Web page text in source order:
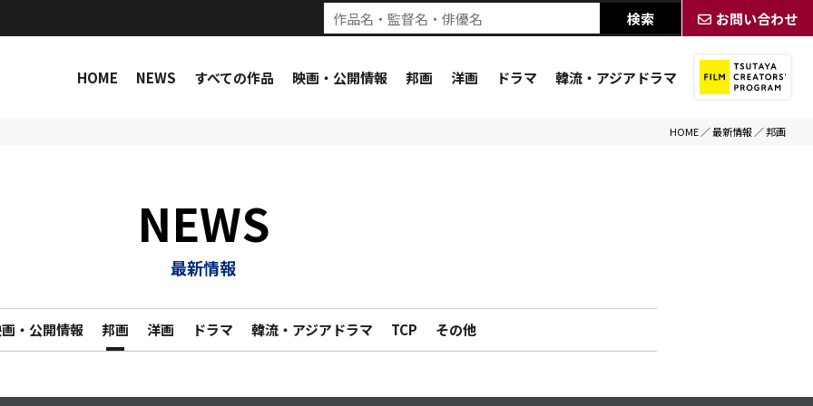
お問い合わせ
HOME NEWS すべての作品 映画・公開情報 邦画 洋画 ドラマ 韓流・アジアドラマ
HOME ／最新情報 ／邦画
NEWS
最新情報
・公開情報 邦画 洋画 ドラマ 韓流・アジアドラマ TCP その他